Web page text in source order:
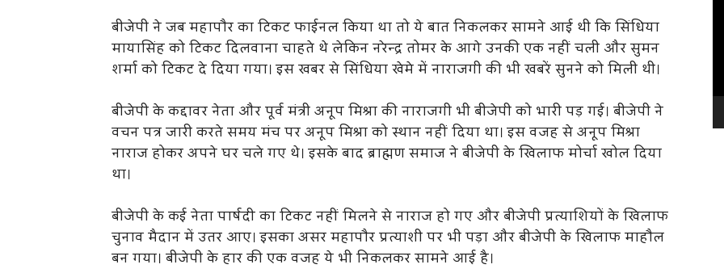
बीजेपी ने जब महापौर का टिकट फाईनल किया था तो ये बात निकलकर सामने आई थी कि सिंधिया
मायासिंह को टिकट दिलवाना चाहते थे लेकिन नरेन्द्र तोमर के आगे उनकी एक नहीं चली और सुमन
शर्मा को टिकट दे दिया गया। इस खबर से सिंधिया खेमे में नाराजगी की भी खबरें सुनने को मिली थी।
बीजेपी के कद्दावर नेता और पूर्व मंत्री अनूप मिश्रा की नाराजगी भी बीजेपी को भारी पड़ गई। बीजेपी ने
वचन पत्र जारी करते समय मंच पर अनूप मिश्रा को स्थान नहीं दिया था। इस वजह से अनूप मिश्रा
नाराज होकर अपने घर चले गए थे। इसके बाद ब्राह्मण समाज ने बीजेपी के खिलाफ मोर्चा खोल दिया
था।
बीजेपी के कई नेता पार्षदी का टिकट नहीं मिलने से नाराज हो गए और बीजेपी प्रत्याशियों के खिलाफ
चुनाव मैदान में उतर आए। इसका असर महापौर प्रत्याशी पर भी पड़ा और बीजेपी के खिलाफ माहौल
बन गया। बीजेपी के हार की एक वजह ये भी निकलकर सामने आई है।